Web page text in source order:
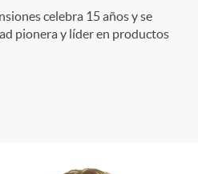
celebra 15 años y se
pionera y líder en productos